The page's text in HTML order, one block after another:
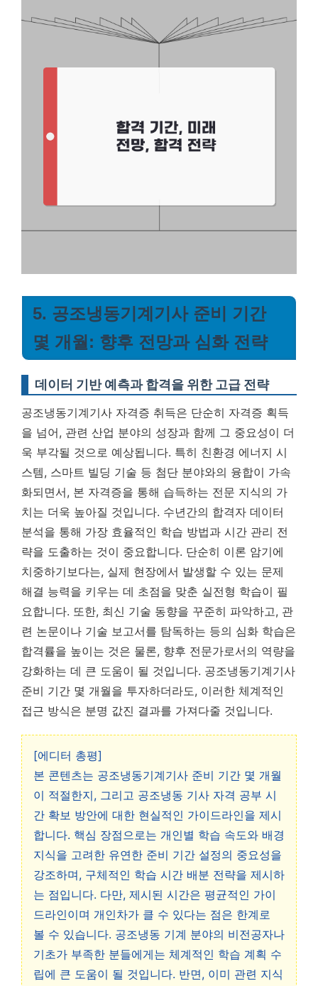
5. 공조냉동기계기사 준비 기간
몇 개월: 향후 전망과 심화 전략
데이터 기반 예측과 합격을 위한 고급 전략
공조냉동기계기사 자격증 취득은 단순히 자격증 획득
을 넘어, 관련 산업 분야의 성장과 함께 그 중요성이 더
욱 부각될 것으로 예상됩니다. 특히 친환경 에너지 시
스템, 스마트 빌딩 기술 등 첨단 분야와의 융합이 가속
화되면서, 본 자격증을 통해 습득하는 전문 지식의 가
치는 더욱 높아질 것입니다. 수년간의 합격자 데이터
분석을 통해 가장 효율적인 학습 방법과 시간 관리 전
략을 도출하는 것이 중요합니다. 단순히 이론 암기에
치중하기보다는, 실제 현장에서 발생할 수 있는 문제
해결 능력을 키우는 데 초점을 맞춘 실전형 학습이 필
요합니다. 또한, 최신 기술 동향을 꾸준히 파악하고, 관
련 논문이나 기술 보고서를 탐독하는 등의 심화 학습은
합격률을 높이는 것은 물론, 향후 전문가로서의 역량을
강화하는 데 큰 도움이 될 것입니다. 공조냉동기계기사
준비 기간 몇 개월을 투자하더라도, 이러한 체계적인
접근 방식은 분명 값진 결과를 가져다줄 것입니다.
[에디터 총평]
본 콘텐츠는 공조냉동기계기사 준비 기간 몇 개월
이 적절한지, 그리고 공조냉동 기사 자격 공부 시
간 확보 방안에 대한 현실적인 가이드라인을 제시
합니다. 핵심 장점으로는 개인별 학습 속도와 배경
지식을 고려한 유연한 준비 기간 설정의 중요성을
강조하며, 구체적인 학습 시간 배분 전략을 제시하
는 점입니다. 다만, 제시된 시간은 평균적인 가이
드라인이며 개인차가 클 수 있다는 점은 한계로
볼 수 있습니다. 공조냉동 기계 분야의 비전공자나
기초가 부족한 분들에게는 체계적인 학습 계획 수
립에 큰 도움이 될 것입니다. 반면, 이미 관련 지식